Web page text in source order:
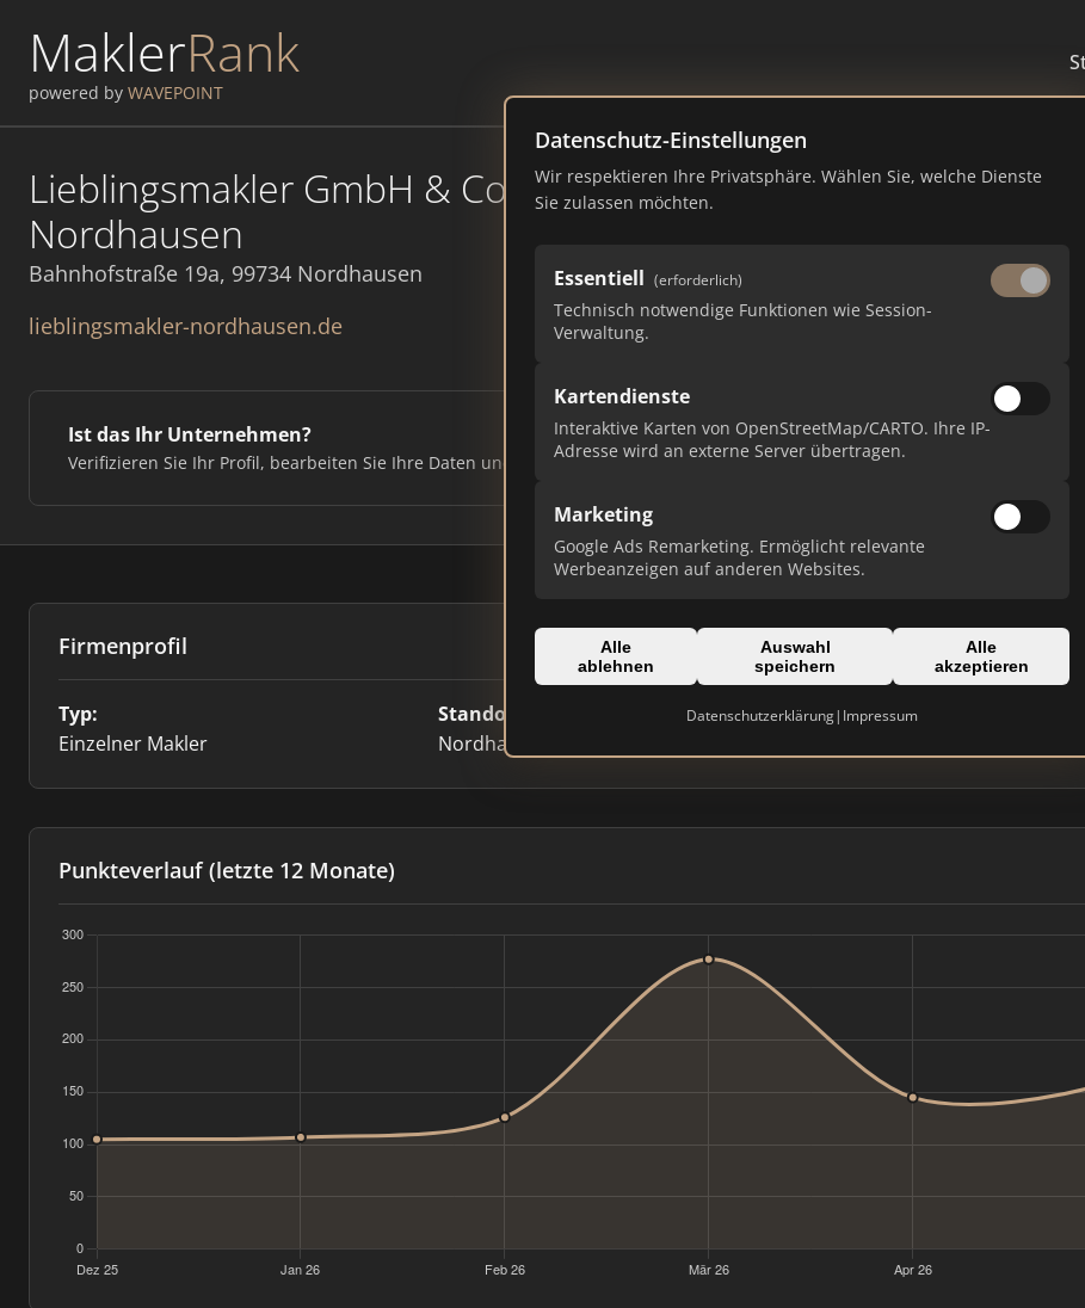
MaklerRank
powered by WAVEPOINT
Datenschutz-Einstellungen
Wir respektieren Ihre Privatsphäre. Wählen Sie, welche Dienste
Sie zulassen möchten.
Essentiell (erforderlich)
Technisch notwendige Funktionen wie Session-
Verwaltung.
Kartendienste
Interaktive Karten von OpenStreetMap/CARTO. Ihre IP-
Adresse wird an externe Server übertragen.
Marketing
Google Ads Remarketing. Ermöglicht relevante
Werbeanzeigen auf anderen Websites.
Alle
ablehnen
Auswahl
speichern
Alle
akzeptieren
Datenschutzerklärung| Impressum
Lieblingsmakler GmbH & Co.KG - Versicherungs- und
Nordhausen
Bahnhofstraße 19a, 99734 Nordhausen
lieblingsmakler-nordhausen.de
Ist das Ihr Unternehmen?
Verifizieren Sie Ihr Profil, bearbeiten Sie Ihre Daten und erhalten Sie monatliche Ranking-Updates.
Firmenprofil
Typ:
Einzelner Makler
Standort:
Nordhausen
Domain:
Punkteverlauf (letzte 12 Monate)